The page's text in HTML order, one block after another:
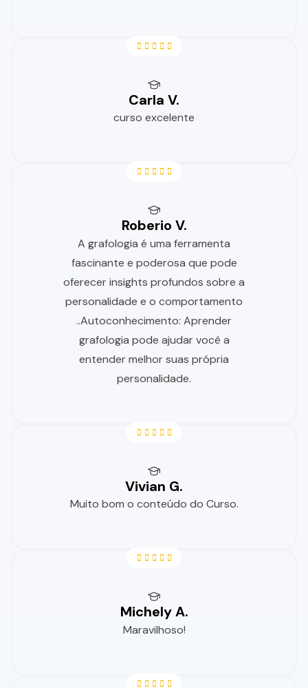
Carla V.
curso excelente
Roberio V.
A grafologia é uma ferramenta
fascinante e poderosa que pode
oferecer insights profundos sobre a
personalidade e o comportamento
..Autoconhecimento: Aprender
grafologia pode ajudar você a
entender melhor suas própria
personalidade.
Vivian G.
Muito bom o conteúdo do Curso.
Michely A.
Maravilhoso!